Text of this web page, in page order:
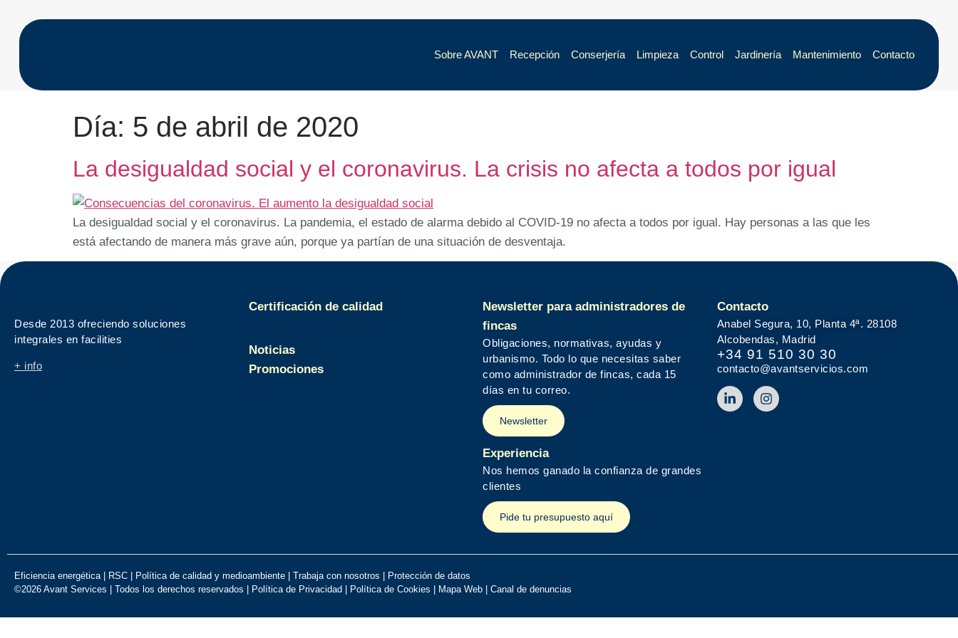
Sobre AVANT Recepción Conserjería Limpieza Control Jardinería Mantenimiento Contacto
Día: 5 de abril de 2020
La desigualdad social y el coronavirus. La crisis no afecta a todos por igual
La desigualdad social y el coronavirus. La pandemia, el estado de alarma debido al COVID-19 no afecta a todos por igual. Hay personas a las que les
está afectando de manera más grave aún, porque ya partían de una situación de desventaja.
Desde 2013 ofreciendo soluciones
integrales en facilities
+ info
Certificación de calidad
Noticias
Promociones
Newsletter para administradores de
fincas
Obligaciones, normativas, ayudas y
urbanismo. Todo lo que necesitas saber
como administrador de fincas, cada 15
días en tu correo.
Newsletter
Experiencia
Nos hemos ganado la confianza de grandes
clientes
Pide tu presupuesto aquí
Contacto
Anabel Segura, 10, Planta 4ª. 28108
Alcobendas, Madrid
+34 91 510 30 30
contacto@avantservicios.com
Eficiencia energética| RSC Política de calidad y medioambiente Trabaja con nosotros
Protección de datos
©2026 Avant Services | Todos los derechos reservados |
Política de Privacidad Política de Cookies Mapa Web Canal de denuncias